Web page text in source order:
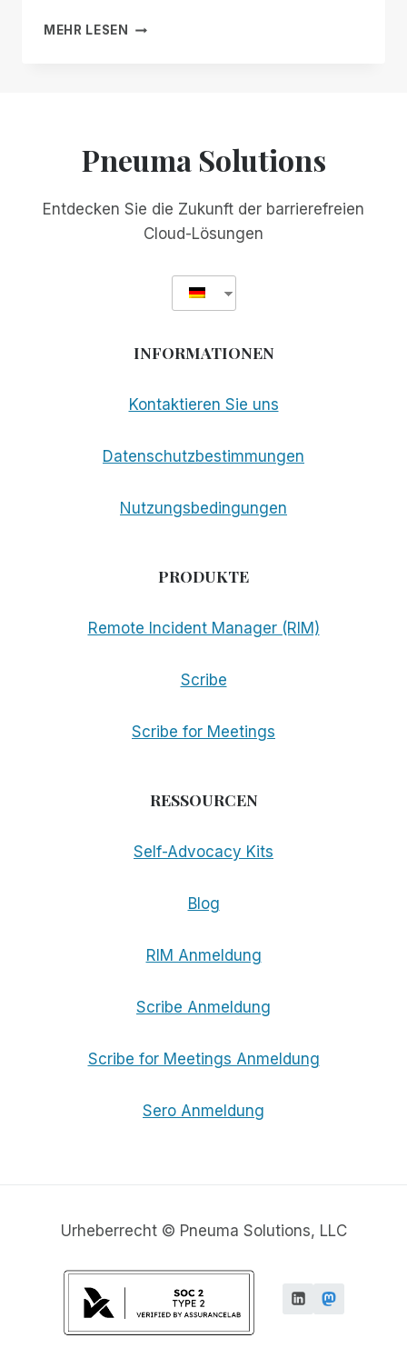
MEHR LESEN
WER
BAUEN
WERDEN
KOMMEN
Pneuma Solutions
Entdecken Sie die Zukunft der barrierefreien
Cloud-Lösungen
INFORMATIONEN
Kontaktieren Sie uns
Datenschutzbestimmungen
Nutzungsbedingungen
PRODUKTE
Remote Incident Manager (RIM)
Scribe
Scribe for Meetings
RESSOURCEN
Self-Advocacy Kits
Blog
RIM Anmeldung
Scribe Anmeldung
Scribe for Meetings Anmeldung
Sero Anmeldung
Urheberrecht © Pneuma Solutions, LLC